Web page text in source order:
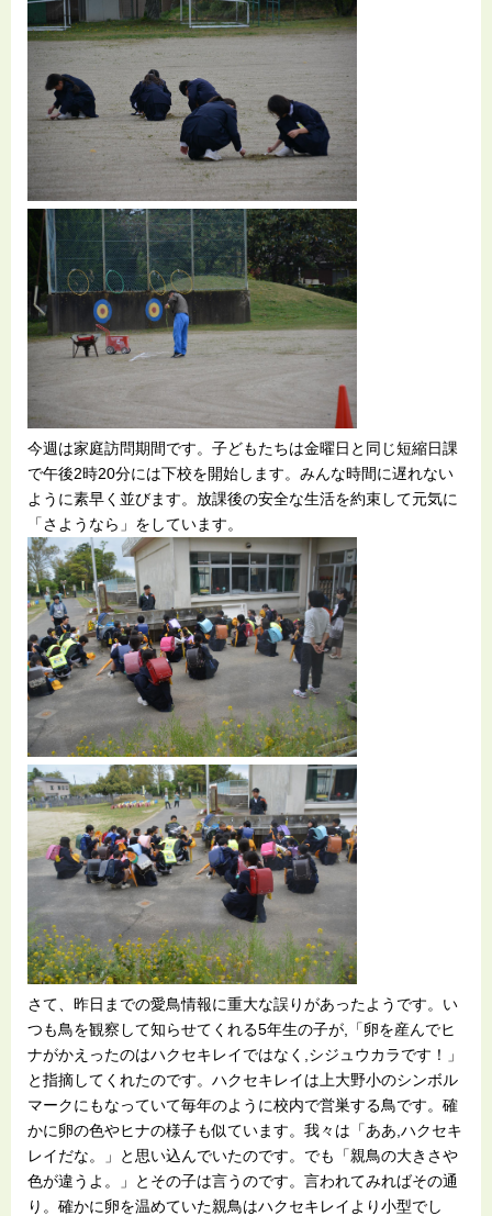
今週は家庭訪問期間です。子どもたちは金曜日と同じ短縮日課
で午後2時20分には下校を開始します。みんな時間に遅れない
ように素早く並びます。放課後の安全な生活を約束して元気に
「さようなら」をしています。
さて、昨日までの愛鳥情報に重大な誤りがあったようです。い
つも鳥を観察して知らせてくれる5年生の子が,「卵を産んでヒ
ナがかえったのはハクセキレイではなく,シジュウカラです！」
と指摘してくれたのです。ハクセキレイは上大野小のシンボル
マークにもなっていて毎年のように校内で営巣する鳥です。確
かに卵の色やヒナの様子も似ています。我々は「ああ,ハクセキ
レイだな。」と思い込んでいたのです。でも「親鳥の大きさや
色が違うよ。」とその子は言うのです。言われてみればその通
り。確かに卵を温めていた親鳥はハクセキレイより小型でし